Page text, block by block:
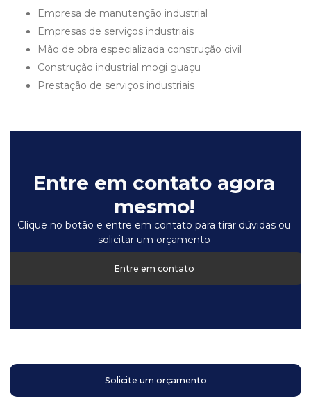
empresa de manutenção industrial
empresas de serviços industriais
mão de obra especializada construção civil
construção industrial mogi guaçu
prestação de serviços industriais
Entre em contato agora
mesmo!
Clique no botão e entre em contato para tirar dúvidas ou
solicitar um orçamento
Entre em contato
Solicite um orçamento